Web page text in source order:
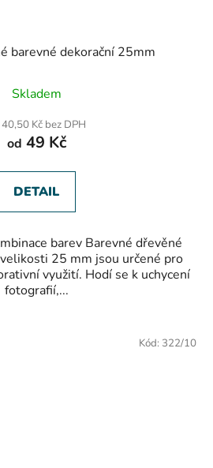
barevné dekorační 25mm
Skladem
Kč bez DPH
od 49 Kč
DETAIL
barev Barevné dřevěné
25 mm jsou určené pro
využití. Hodí se k uchycení
fotografií,...
Kód: 322/10